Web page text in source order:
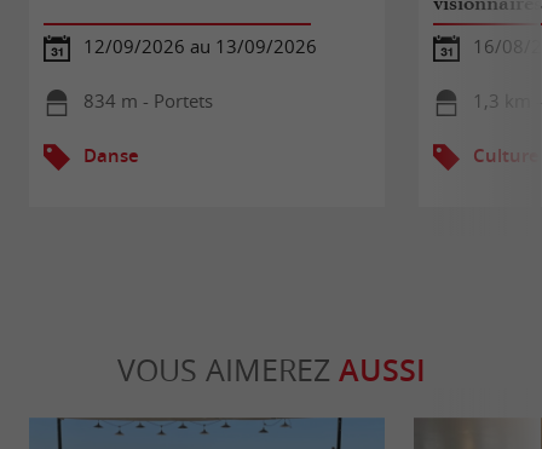
12/09/2026 au 13/09/2026
834 m - Portets
Danse
16/08/
1,3 km
Culture
VOUS AIMEREZ AUSSI